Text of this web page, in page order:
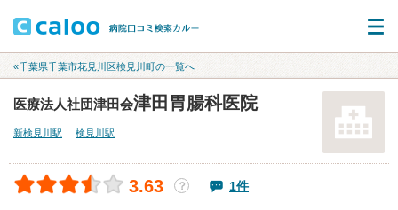
«千葉県千葉市花見川区検見川町の一覧へ
医療法人社団津田会津田胃腸科医院
新検見川駅 検見川駅
3.63 ？ 1件